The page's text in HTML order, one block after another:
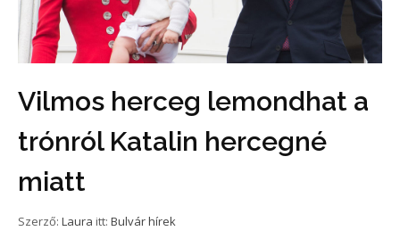
Vilmos herceg lemondhat a
trónról Katalin hercegné
miatt
Szerző: Laura itt: Bulvár hírek